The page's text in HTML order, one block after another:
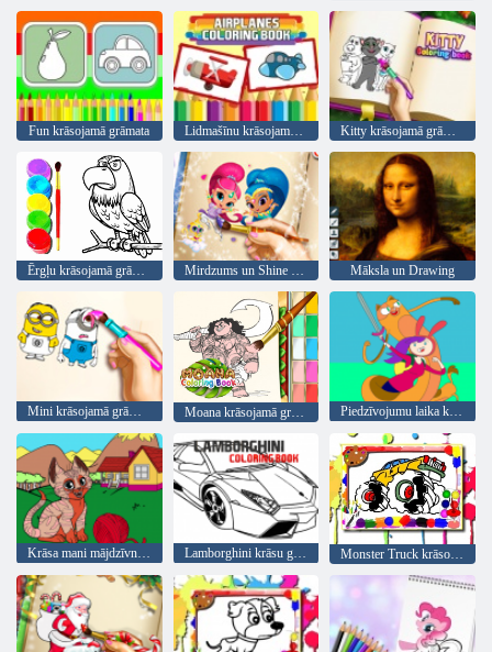
Fun krāsojamā grāmata Lidmašīnu krāsojamā grāmata Kitty krāsojamā grāmata
Ērgļu krāsojamā grāmata Mirdzums un Shine krāsojamā grāmata Māksla un Drawing
Mini krāsojamā grāmata Moana krāsojamā grāmata Piedzīvojumu laika krāsu grāmata
Lamborghini krāsu grāmata Monster Truck krāsojamā grāmata